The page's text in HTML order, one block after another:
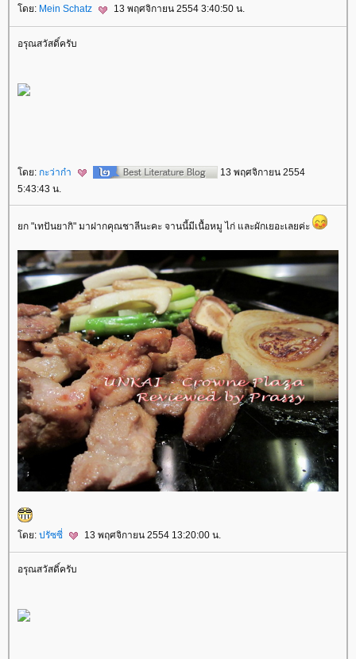
ดย: Mein Schatz 13 พฤศจิกายน 2554 3:40:50 น.
อรุณสวัสดิ์ครับ
ดย: กะว่าก๋า
13 พฤศจิกายน 2554
5:43:43 น.
ก "เทปันยากิ" มาฝากคุณชาลีนะคะ จานนี้มีเนื้อหมู ไก่ และผักเยอะเลยค่ะ
ดย: ปรัซซี่ 13 พฤศจิกายน 2554 13:20:00 น.
อรุณสวัสดิ์ครับ